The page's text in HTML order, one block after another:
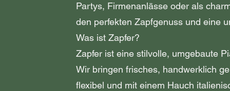
Partys, Firmenanlässe oder als
den perfekten Zapfgenuss und eine
Was ist Zapfer?
Zapfer ist eine stilvolle, umgebaute
Wir bringen frisches, handwerklich
flexibel und mit einem Hauch